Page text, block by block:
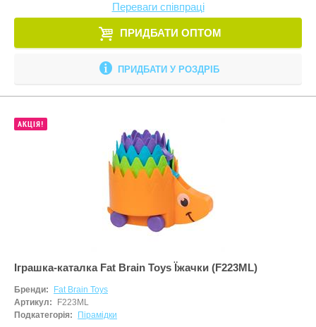
Переваги співпраці
ПРИДБАТИ ОПТОМ
ПРИДБАТИ У РОЗДРІБ
АКЦІЯ!
Іграшка-каталка Fat Brain Toys Їжачки (F223ML)
Бренди:
Fat Brain Toys
Артикул:
F223ML
Подкатегорія:
Пірамідки